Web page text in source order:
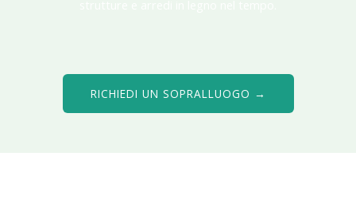
RICHIEDI UN SOPRALLUOGO →